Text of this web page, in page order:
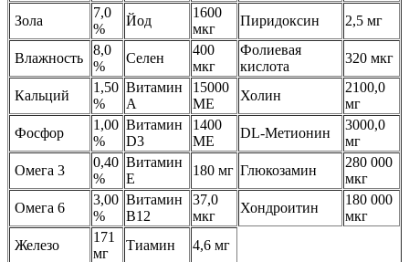
Зола
7,0
%
Йод
1600
мкг
Пиридоксин 2,5 мг
Влажность
8,0
%
Селен
400
мкг
Фолиевая
кислота
320 мкг
Кальций
1,50
%
Витамин
А
15000
МЕ
Холин
2100,0
мг
Фосфор
1,00
%
Витамин
D3
1400
ME
DL-Метионин
3000,0
мг
Омега 3
0,40
%
Витамин
E
180 мг Глюкозамин
280 000
мкг
Омега 6
3,00
%
Витамин
B12
37,0
мкг
Хондроитин
180 000
мкг
Железо
171
мг
Тиамин 4,6 мг